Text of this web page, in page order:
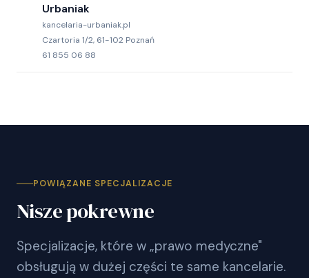
Urbaniak
kancelaria-urbaniak.pl
Czartoria 1/2, 61-102 Poznań
61 855 06 88
POWIĄZANE SPECJALIZACJE
Nisze pokrewne
Specjalizacje, które w „prawo medyczne"
obsługują w dużej części te same kancelarie.